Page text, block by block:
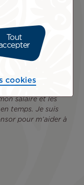
la
opportunité
de représenter
Polynésie où je
J’aime faire le
en fonction des
?
salaire et les
temps. Je suis
pour m’aider à
Tout
cookies